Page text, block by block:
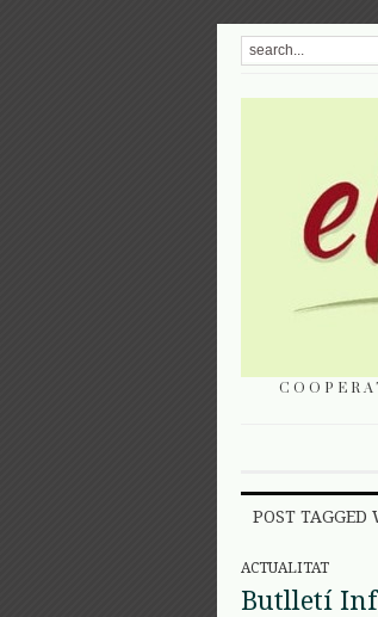
POST
ACTUALITAT
Butlletí